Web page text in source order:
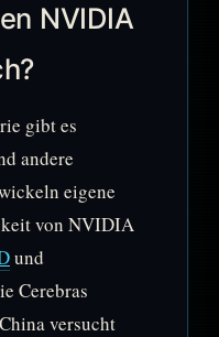
NVIDIA
gibt es
andere
eigene
von NVIDIA
und
Cerebras
versucht